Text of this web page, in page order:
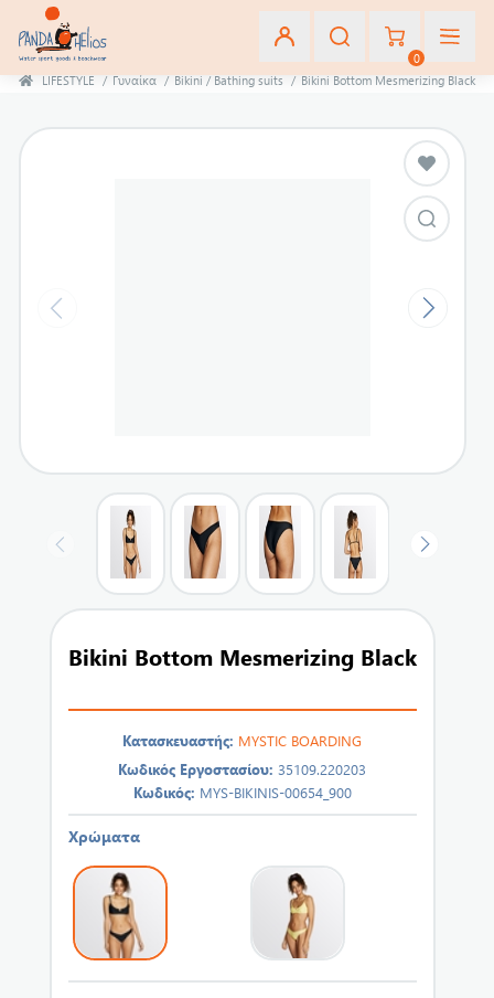
0
LIFESTYLE / Γυναίκα / Bikini / Bathing suits / Bikini Bottom Mesmerizing Black
Bikini Bottom Mesmerizing Black
Κατασκευαστής: MYSTIC BOARDING
Κωδικός Εργοστασίου: 35109.220203
Κωδικός: MYS-BIKINIS-00654_900
Χρώματα